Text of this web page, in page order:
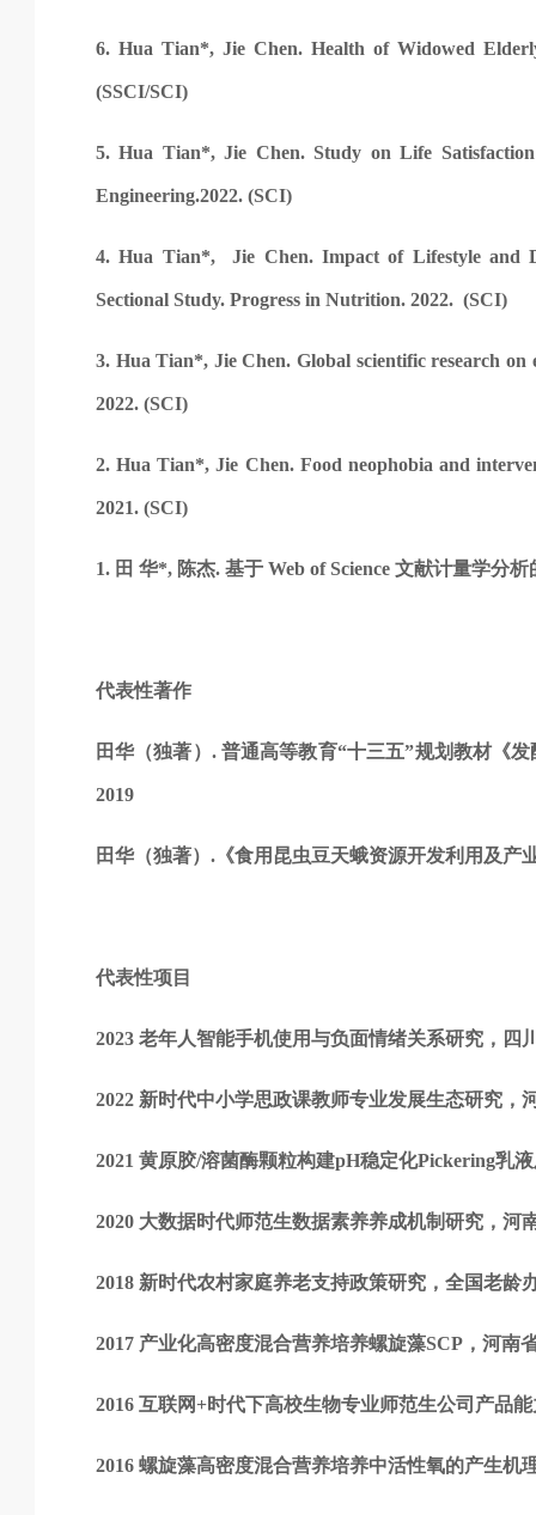
6. Hua Tian*, Jie Chen. Health of Widowed
(SSCI/SCI)
5. Hua Tian*, Jie Chen. Study on Life
Engineering.2022. (SCI)
4. Hua Tian*, Jie Chen. Impact of Lifestyle and
Sectional Study. Progress in Nutrition. 2022. (SCI)
3. Hua Tian*, Jie Chen. Global scientific research
2022. (SCI)
2. Hua Tian*, Jie Chen. Food neophobia and
2021. (SCI)
1. 田 华*, 陈杰. 基于 Web of Science 文献计量学分
代表性著作
田华（独著） . 普通高等教育“十三五”规划教材《
2019
田华（独著） .《食用昆虫豆天蛾资源开发利用及产
代表性项目
2023 老年人智能手机使用与负面情绪关系研究，四
2022 新时代中小学思政课教师专业发展生态研究
2021 黄原胶/溶菌酶颗粒构建pH稳定化Pickering乳
2020 大数据时代师范生数据素养养成机制研究，
2018 新时代农村家庭养老支持政策研究，全国老龄
2017 产业化高密度混合营养培养螺旋藻SCP，河南
2016 互联网+时代下高校生物专业师范生公司产品
2016 螺旋藻高密度混合营养培养中活性氧的产生